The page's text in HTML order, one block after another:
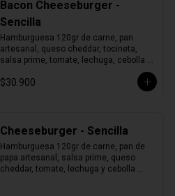
Bacon Cheeseburger -
Sencilla
Hamburguesa 120gr de carne, pan
artesanal, queso cheddar, tocineta,
salsa prime, tomate, lechuga, cebolla y
$30.900
Cheeseburger - Sencilla
Hamburguesa 120gr de carne, pan de
papa artesanal, salsa prime, queso
cheddar, tomate, lechuga y cebolla